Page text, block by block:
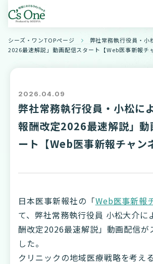
シーズ・ワンTOPページ
弊社常務執行役員・小
2026最速解説」動画配信スタート【Web医事新報チ
2026.04.09
弊社常務執行役員・小松に
報酬改定2026最速解説」動
ート【Web医事新報チャン
日本医事新報社の「Web医事新報
て、弊社常務執行役員 小松大介に
酬改定2026最速解説」動画配信が
した。
クリニックの地域医療戦略を考え